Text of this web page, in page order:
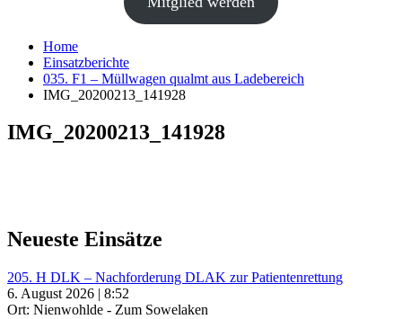
Home
Einsatzberichte
035. F1 – Müllwagen qualmt aus Ladebereich
IMG_20200213_141928
IMG_20200213_141928
Neueste Einsätze
205. H DLK – Nachforderung DLAK zur Patientenrettung
6. August 2026 | 8:52
Ort: Nienwohlde - Zum Sowelaken